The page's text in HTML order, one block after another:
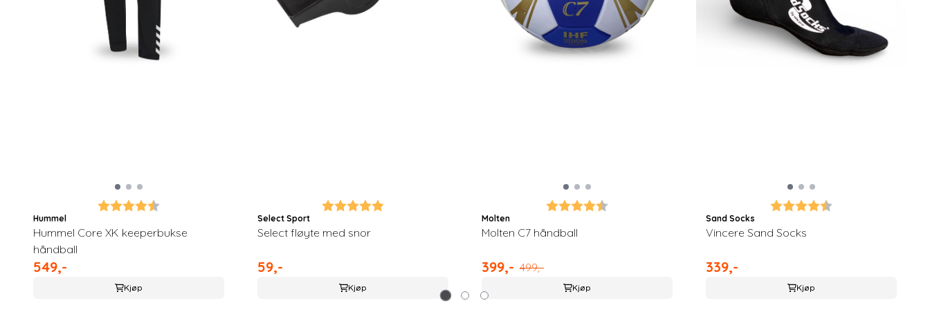
Karakter:
Hummel
Hummel Core XK keeperbukse
håndball
549,-
Kjøp
Karakter:
Select Sport
Select fløyte med snor
59,-
Kjøp
Karakter:
Molten
Molten C7 håndball
399,- 499,-
Kjøp
Karakter:
Sand Socks
Vincere Sand Socks
339,-
Kjøp